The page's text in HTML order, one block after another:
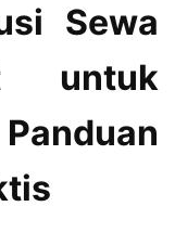
Sewa
untuk